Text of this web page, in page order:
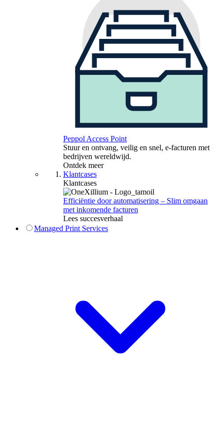
Peppol Access Point
Stuur en ontvang, veilig en snel, e-facturen met
bedrijven wereldwijd.
Ontdek meer
Klantcases
Klantcases
Efficiëntie door automatisering – Slim omgaan
met inkomende facturen
Lees succesverhaal
Managed Print Services